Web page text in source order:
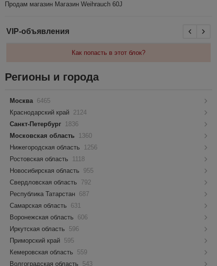
Продам магазин Магазин Weihrauch 60J
VIP-объявления
Как попасть в этот блок?
Регионы и города
Москва 6465
Краснодарский край 2124
Санкт-Петербург 1836
Московская область 1360
Нижегородская область
1256
Ростовская область
1118
Новосибирская область
955
Свердловская область
792
Республика Татарстан 687
Самарская область
631
Воронежская область
606
Иркутская область
596
Приморский край 595
Кемеровская область
559
Волгоградская область
543